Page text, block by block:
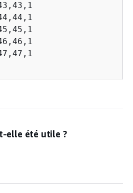
elle été utile ?